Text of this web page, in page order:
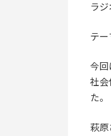
ラ
テ
今
社会
た。
萩